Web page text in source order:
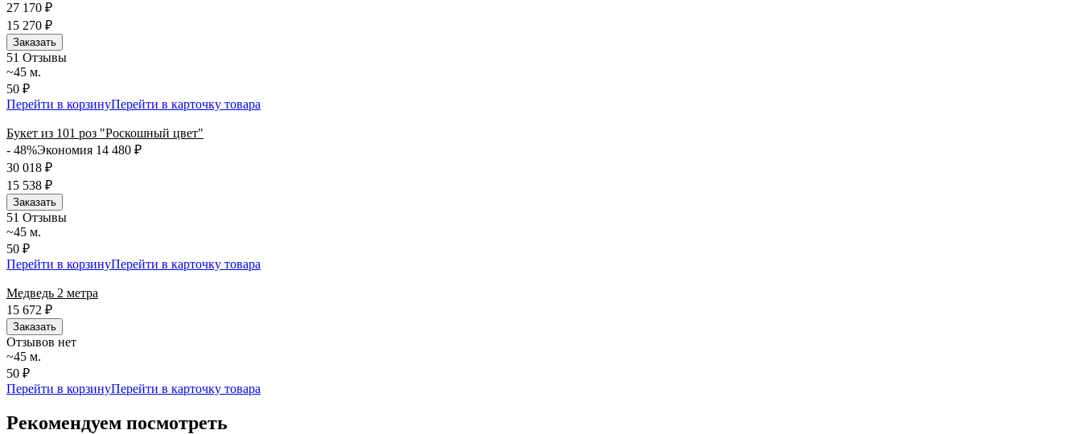
27 170 ₽
15 270 ₽
Заказать
51 Отзывы
~45 м.
50 ₽
Перейти в корзинуПерейти в карточку товара
Букет из 101 роз "Роскошный цвет"
- 48%Экономия 14 480 ₽
30 018 ₽
15 538 ₽
Заказать
51 Отзывы
~45 м.
50 ₽
Перейти в корзинуПерейти в карточку товара
Медведь 2 метра
15 672 ₽
Заказать
Отзывов нет
~45 м.
50 ₽
Перейти в корзинуПерейти в карточку товара
Рекомендуем посмотреть